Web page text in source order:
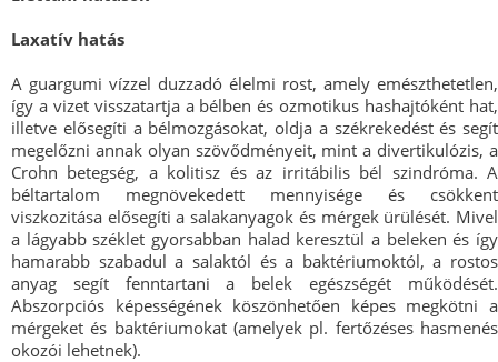
Laxatív hatás
A guargumi vízzel duzzadó élelmi rost, amely emészthetetlen,
így a vizet visszatartja a bélben és ozmotikus hashajtóként hat,
illetve elősegíti a bélmozgásokat, oldja a székrekedést és segít
megelőzni annak olyan szövődményeit, mint a divertikulózis, a
Crohn betegség, a kolitisz és az irritábilis bél szindróma. A
béltartalom megnövekedett mennyisége és csökkent
viszkozitása elősegíti a salakanyagok és mérgek ürülését. Mivel
a lágyabb széklet gyorsabban halad keresztül a beleken és így
hamarabb szabadul a salaktól és a baktériumoktól, a rostos
anyag segít fenntartani a belek egészségét működését.
Abszorpciós képességének köszönhetően képes megkötni a
mérgeket és baktériumokat (amelyek pl. fertőzéses hasmenés
okozói lehetnek).